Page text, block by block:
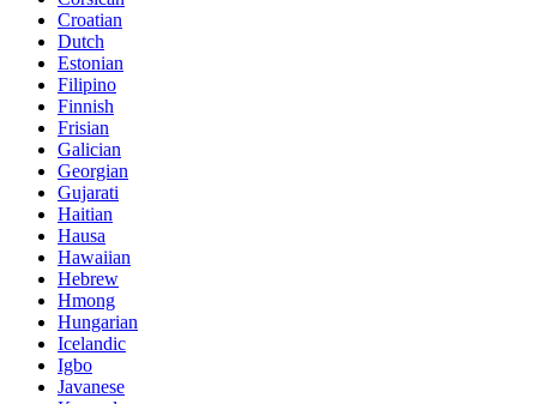
Croatian
Dutch
Estonian
Filipino
Finnish
Frisian
Galician
Georgian
Gujarati
Haitian
Hausa
Hawaiian
Hebrew
Hmong
Hungarian
Icelandic
Igbo
Javanese